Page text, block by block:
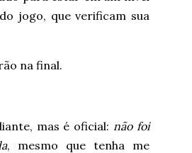
jogo, que verificam sua
na final.
mas é oficial:não foi
, mesmo que tenha me